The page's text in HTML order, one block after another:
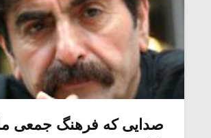
صدایی که فرهنگ جمعی